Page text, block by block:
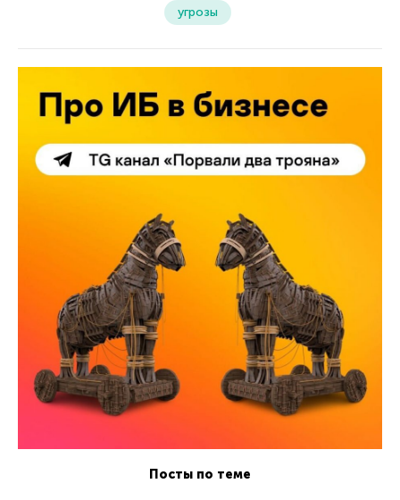
угрозы
Посты по теме